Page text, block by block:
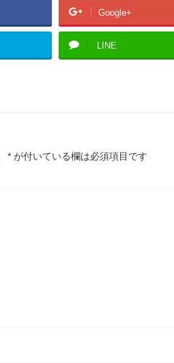
Google+
LINE
* が付いている欄は必須項目です